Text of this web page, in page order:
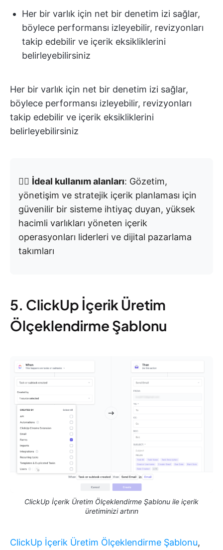
Her bir varlık için net bir denetim izi sağlar,
böylece performansı izleyebilir, revizyonları
takip edebilir ve içerik eksikliklerini
belirleyebilirsiniz
Her bir varlık için net bir denetim izi sağlar,
böylece performansı izleyebilir, revizyonları
takip edebilir ve içerik eksikliklerini
belirleyebilirsiniz
👉🏼 İdeal kullanım alanları: Gözetim,
yönetişim ve stratejik içerik planlaması için
güvenilir bir sisteme ihtiyaç duyan, yüksek
hacimli varlıkları yöneten içerik
operasyonları liderleri ve dijital pazarlama
takımları
5. ClickUp İçerik Üretim
Ölçeklendirme Şablonu
ClickUp İçerik Üretim Ölçeklendirme Şablonu ile içerik
üretiminizi artırın
ClickUp İçerik Üretim Ölçeklendirme Şablonu,